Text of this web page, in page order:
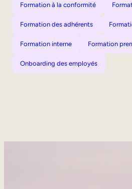
Formation à la conformité
Formation des adhérents
Formation interne Formation
Onboarding des employés